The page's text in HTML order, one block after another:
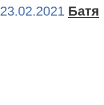
23.02.2021 Батя